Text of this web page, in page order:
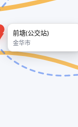
前塘(公交站)
金华市